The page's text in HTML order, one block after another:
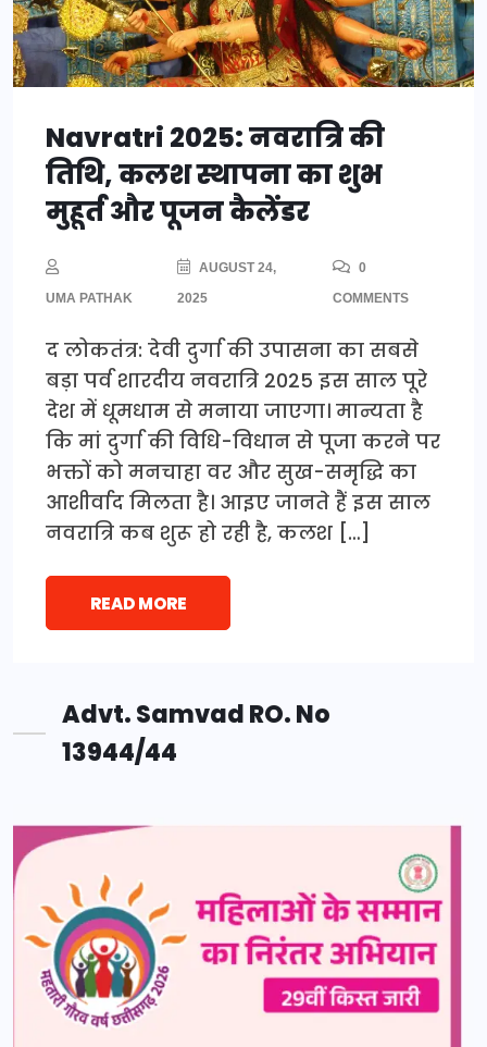
Navratri 2025: नवरात्रि की
तिथि, कलश स्थापना का शुभ
मुहूर्त और पूजन कैलेंडर
UMA PATHAK
AUGUST 24,
2025
0
COMMENTS
द लोकतंत्र: देवी दुर्गा की उपासना का सबसे
बड़ा पर्व शारदीय नवरात्रि 2025 इस साल पूरे
देश में धूमधाम से मनाया जाएगा। मान्यता है
कि मां दुर्गा की विधि-विधान से पूजा करने पर
भक्तों को मनचाहा वर और सुख-समृद्धि का
आशीर्वाद मिलता है। आइए जानते हैं इस साल
नवरात्रि कब शुरू हो रही है, कलश […]
READ MORE
Advt. Samvad RO. No
13944/44